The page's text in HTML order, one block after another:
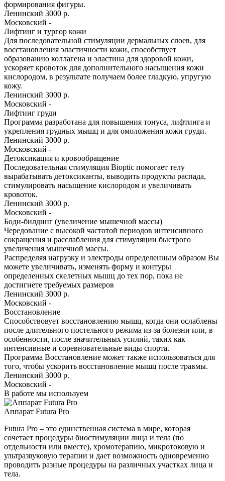
формирования фигуры.
Ленинский 3000 р.
Московский -
Лифтинг и тургор кожи
Для последовательной стимуляции дермальных слоев, для
восстановления эластичности кожи, способствует
образованию коллагена и эластина для здоровой кожи,
ускоряет кровоток для дополнительного насыщения кожи
кислородом, в результате получаем более гладкую, упругую
кожу.
Ленинский 3000 р.
Московский -
Лифтинг груди
Программа разработана для повышения тонуса, лифтинга и
укрепления грудных мышц и для омоложения кожи груди.
Ленинский 3000 р.
Московский -
Детоксикация и кровообращение
Последовательная стимуляция Bioptic помогает телу
вырабатывать детоксиканты, выводить продукты распада,
стимулировать насыщение кислородом и увеличивать
кровоток.
Ленинский 3000 р.
Московский -
Боди-билдинг (увеличение мышечной массы)
Чередование с высокой частотой периодов интенсивного
сокращения и расслабления для стимуляции быстрого
увеличения мышечной массы.
Распределяя нагрузку и электроды определенным образом Вы
можете увеличивать, изменять форму и контуры
определенных скелетных мышц до тех пор, пока не
достигнете требуемых размеров
Ленинский 3000 р.
Московский -
Восстановление
Способствовует восстановлению мышц, когда они ослаблены
после длительного постельного режима из-за болезни или, в
особенности, после значительных усилий, таких как
интенсивные и соревновательные виды спорта.
Программа Восстановление может также использоваться для
того, чтобы ускорить восстановление мышц после травмы.
Ленинский 3000 р.
Московский -
В работе мы используем
Аппарат Futura Pro
Futura Pro – это единственная система в мире, которая
сочетает процедуры биостимуляции лица и тела (по
отдельности или вместе), хромотерапию, микротоковую и
ультразвуковую терапии и дает возможность одновременно
проводить разные процедуры на различных участках лица и
тела.